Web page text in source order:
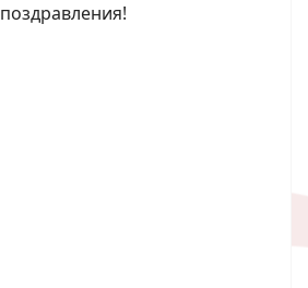
поздравления!